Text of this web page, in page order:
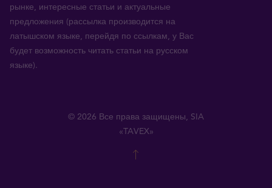
рынке, интересные статьи и актуальные
предложения (рассылка производится на
латышском языке, перейдя по ссылкам, у Вас
будет возможность читать статьи на русском
языке).
© 2026 Все права защищены, SIA
«TAVEX»